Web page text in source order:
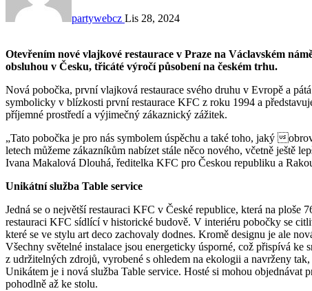
partywebcz Lis 28, 2024
Otevřením nové vlajkové restaurace v Praze na Václavském náměstí oslavil KFC, největší řetězec restaurací s rychlou
obsluhou v Česku, třicáté výročí působení na českém trhu.
Nová pobočka, první vlajková restaurace svého druhu v Evropě a
symbolicky v blízkosti první restaurace KFC z roku 1994 a
příjemné prostředí a výjimečný zákaznický zážitek.
„Tato pobočka je pro nás symbolem úspěchu a také toho, jaký
letech můžeme zákazníkům nabízet stále něco nového, včetně ještě
Ivana Makalová Dlouhá, ředitelka KFC pro Českou republiku a
Unikátní služba Table service
Jedná se o největší restauraci KFC v České republice, která na ploše
restauraci KFC sídlící v historické budově. V interiéru pobočky se
které se ve stylu art deco zachovaly dodnes. Kromě designu je ale
Všechny světelné instalace jsou energeticky úsporné, což přispívá ke
z udržitelných zdrojů, vyrobené s ohledem na ekologii a navrženy
Unikátem je i nová služba Table service. Hosté si mohou
pohodlně až ke stolu.